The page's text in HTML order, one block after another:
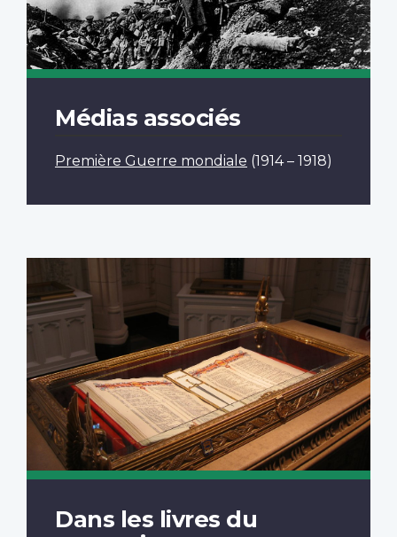
Médias associés
Première Guerre mondiale (1914 – 1918)
Dans les livres du